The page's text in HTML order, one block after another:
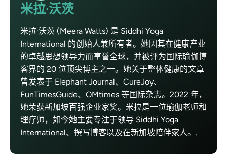
米拉·沃茨
米拉·沃茨 (Meera Watts) 是 Siddhi Yoga
International 的创始人兼所有者。她因其在健康产业
的卓越思想领导力而享誉全球，并被评为国际瑜伽博
客界的 20 位顶尖博主之一。她关于整体健康的文章
曾发表于 Elephant Journal、CureJoy、
FunTimesGuide、OMtimes 等国际杂志。2022 年，
她荣获新加坡百强企业家奖。米拉是一位瑜伽老师和
理疗师，如今她主要专注于领导 Siddhi Yoga
International、撰写博客以及在新加坡陪伴家人。.